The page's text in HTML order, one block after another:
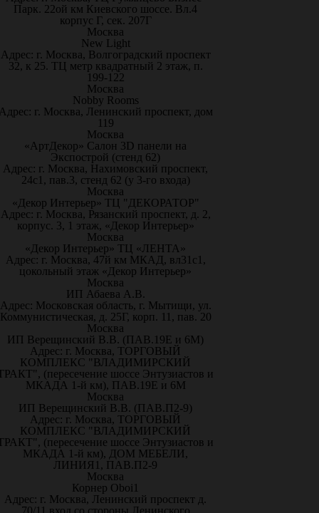
Парк. 22ой км Киевского шоссе. Вл.4
корпус Г, сек. 207Г
Москва
New Light
Адрес: г. Москва, Волгоградский проспект
32, к 25. ТЦ метр квадратный 2 этаж, п.
199-122
Москва
Nobby Rooms
г. Москва, Ленинский проспект, дом
119
Москва
«АртДекор» Салон 3D панели на
Экспострой (стенд 62)
Адрес: г. Москва, Нахимовский проспект,
24с1, пав.3, стенд 62 (у 3-го входа)
Москва
«Декор Интерьер» ТЦ "ДЕКОРАТОР"
Адрес: г. Москва, Рязанский проспект, д. 2,
корпус. 3, 1 этаж, «Декор Интерьер»
Москва
«Декор Интерьер» ТЦ «ЛЕНТА»
Адрес: г. Москва, 47й км МКАД, вл31с1,
цокольный этаж «Декор Интерьер»
Москва
ИП Абаева А.В.
Адрес: Московская область, г. Мытищи, ул.
Коммунистическая, д. 25Г, корп. 11, пав. 20
Москва
ИП Верещинский В.В. (ПАВ.19Е и 6М)
Адрес: г. Москва, ТОРГОВЫЙ
КОМПЛЕКС "ВЛАДИМИРСКИЙ
(пересечение шоссе Энтузиастов и
МКАДА 1-й км), ПАВ.19Е и 6М
Москва
ИП Верещинский В.В. (ПАВ.П2-9)
Адрес: г. Москва, ТОРГОВЫЙ
КОМПЛЕКС "ВЛАДИМИРСКИЙ
(пересечение шоссе Энтузиастов и
МКАДА 1-й км), ДОМ МЕБЕЛИ,
ЛИНИЯ1, ПАВ.П2-9
Москва
Корнер Oboi1
Адрес: г. Москва, Ленинский проспект д.
70/11 вход со стороны Ленинского